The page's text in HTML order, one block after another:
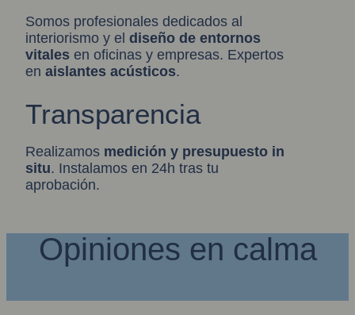
Somos profesionales dedicados al
interiorismo y el diseño de entornos
vitales en oficinas y empresas. Expertos
en aislantes acústicos.
Transparencia
Realizamos medición y presupuesto in
situ. Instalamos en 24h tras tu
aprobación.
Opiniones en calma